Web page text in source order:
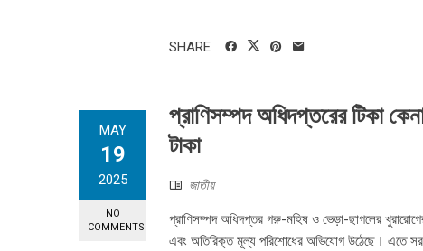
SHARE
MAY
19
2025
NO
COMMENTS
প্রাণিসম্পদ অধিদপ্তরের টিকা
টাকা
জাতীয়
প্রাণিসম্পদ অধিদপ্তর গরু-মহিষ ও ভেড়া-ছাগলের
এবং অতিরিক্ত মূল্য পরিশোধের অভিযোগ উঠেছে। এতে